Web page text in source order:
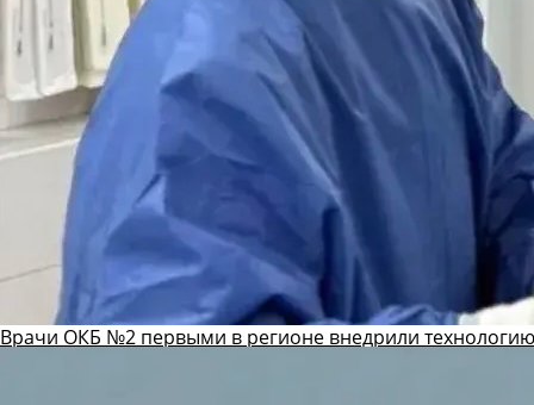
Врачи ОКБ №2 первыми в регионе внедрили